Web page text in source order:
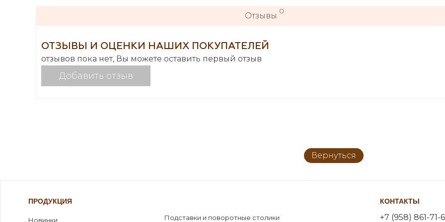
Отзывы 0
ОТЗЫВЫ И ОЦЕНКИ НАШИХ ПОКУПАТЕЛЕЙ
отзывов пока нет, Вы можете оставить первый отзыв
Добавить отзыв
Вернуться
ПРОДУКЦИЯ
Новинки Подставки и поворотные столики
КОНТАКТЫ
+7 (958) 861-71-